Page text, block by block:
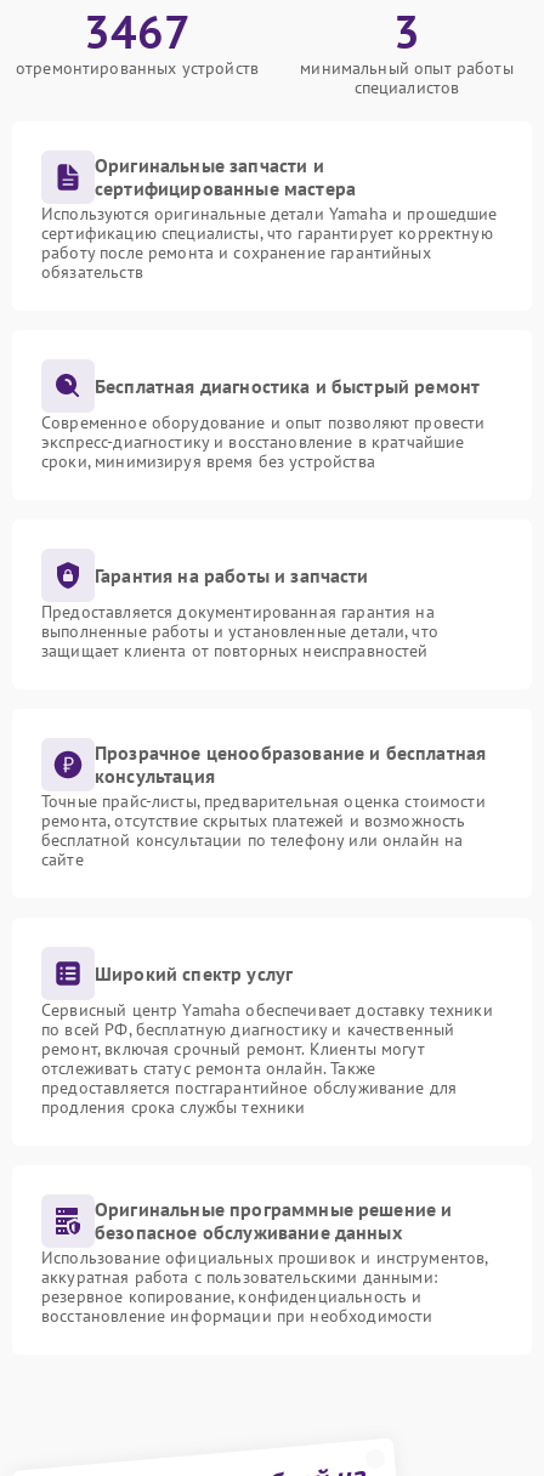
3467
отремонтированных устройств
3
минимальный опыт работы
специалистов
Оригинальные запчасти и
сертифицированные мастера
Используются оригинальные детали Yamaha и прошедшие
сертификацию специалисты, что гарантирует корректную
работу после ремонта и сохранение гарантийных
обязательств
Бесплатная диагностика и быстрый ремонт
Современное оборудование и опыт позволяют провести
экспресс-диагностику и восстановление в кратчайшие
сроки, минимизируя время без устройства
Гарантия на работы и запчасти
Предоставляется документированная гарантия на
выполненные работы и установленные детали, что
защищает клиента от повторных неисправностей
Прозрачное ценообразование и бесплатная
консультация
Точные прайс-листы, предварительная оценка стоимости
ремонта, отсутствие скрытых платежей и возможность
бесплатной консультации по телефону или онлайн на
сайте
Широкий спектр услуг
Сервисный центр Yamaha обеспечивает доставку техники
по всей РФ, бесплатную диагностику и качественный
ремонт, включая срочный ремонт. Клиенты могут
отслеживать статус ремонта онлайн. Также
предоставляется постгарантийное обслуживание для
продления срока службы техники
Оригинальные программные решение и
безопасное обслуживание данных
Использование официальных прошивок и инструментов,
аккуратная работа с пользовательскими данными:
резервное копирование, конфиденциальность и
восстановление информации при необходимости